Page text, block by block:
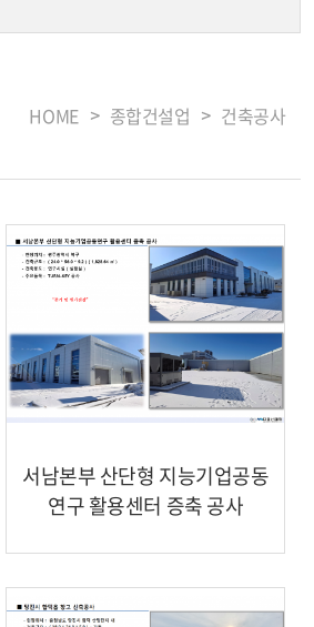
HOME 종합건설업 건축공사
서남본부 산단형 지능기업공동
연구 활용센터 증축 공사